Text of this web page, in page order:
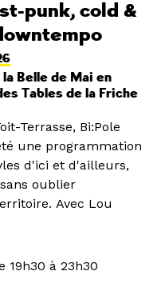
punk, cold &
Belle de Mai en
Tables de la Friche
Terrasse, Bi:Pole
une programmation
d'ici et d'ailleurs,
oublier
Avec Lou
19h30 à 23h30